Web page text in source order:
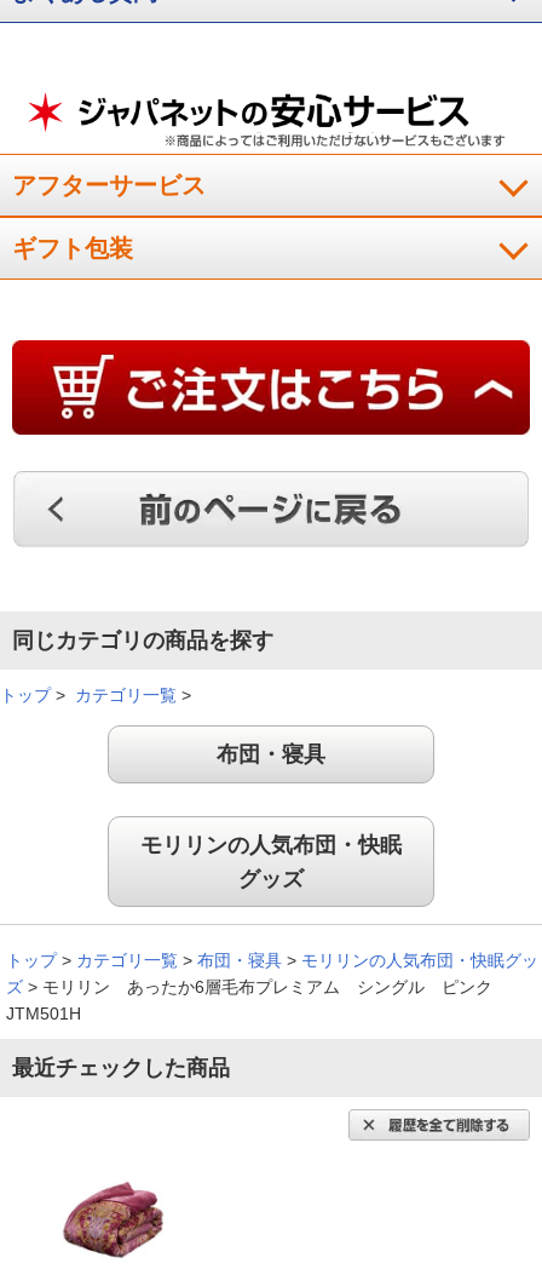
そのままでも暖かいのに、中に羽毛もい
れて使える！
ろに惹かれて購入致しました。想像以上に暖かくとても気持ち
いいです！これから寒さが増すので、羽毛を入れての使用も楽
中に布団を入れて暖かさの調整ができ
る！
以前にも色違いのものを購入し、満足しているため、再購入し
ました。中にダウンなどを入れることにより、暖かさの調整が
肌触りが良い！
昨日届いて、さっそく使用してみて、暖かくて、肌触りも良
く、大満足でした。
布団を入れることができる！
毛布の手触りがよくて、最高です。また、中に布団を入れるこ
（広島県50代K.H様）
暖かさを感じる！
アフターサービス
ギフト包装
同じカテゴリの商品を探す
トップ> カテゴリ一覧 >
布団・寝具
モリリンの人気布団・快眠
グッズ
トップ > カテゴリ一覧 > 布団・寝具 > モリリンの人気布団・快眠グッ
ズ > モリリン あったか6層毛布プレミアム シングル ピンク
JTM501H
最近チェックした商品